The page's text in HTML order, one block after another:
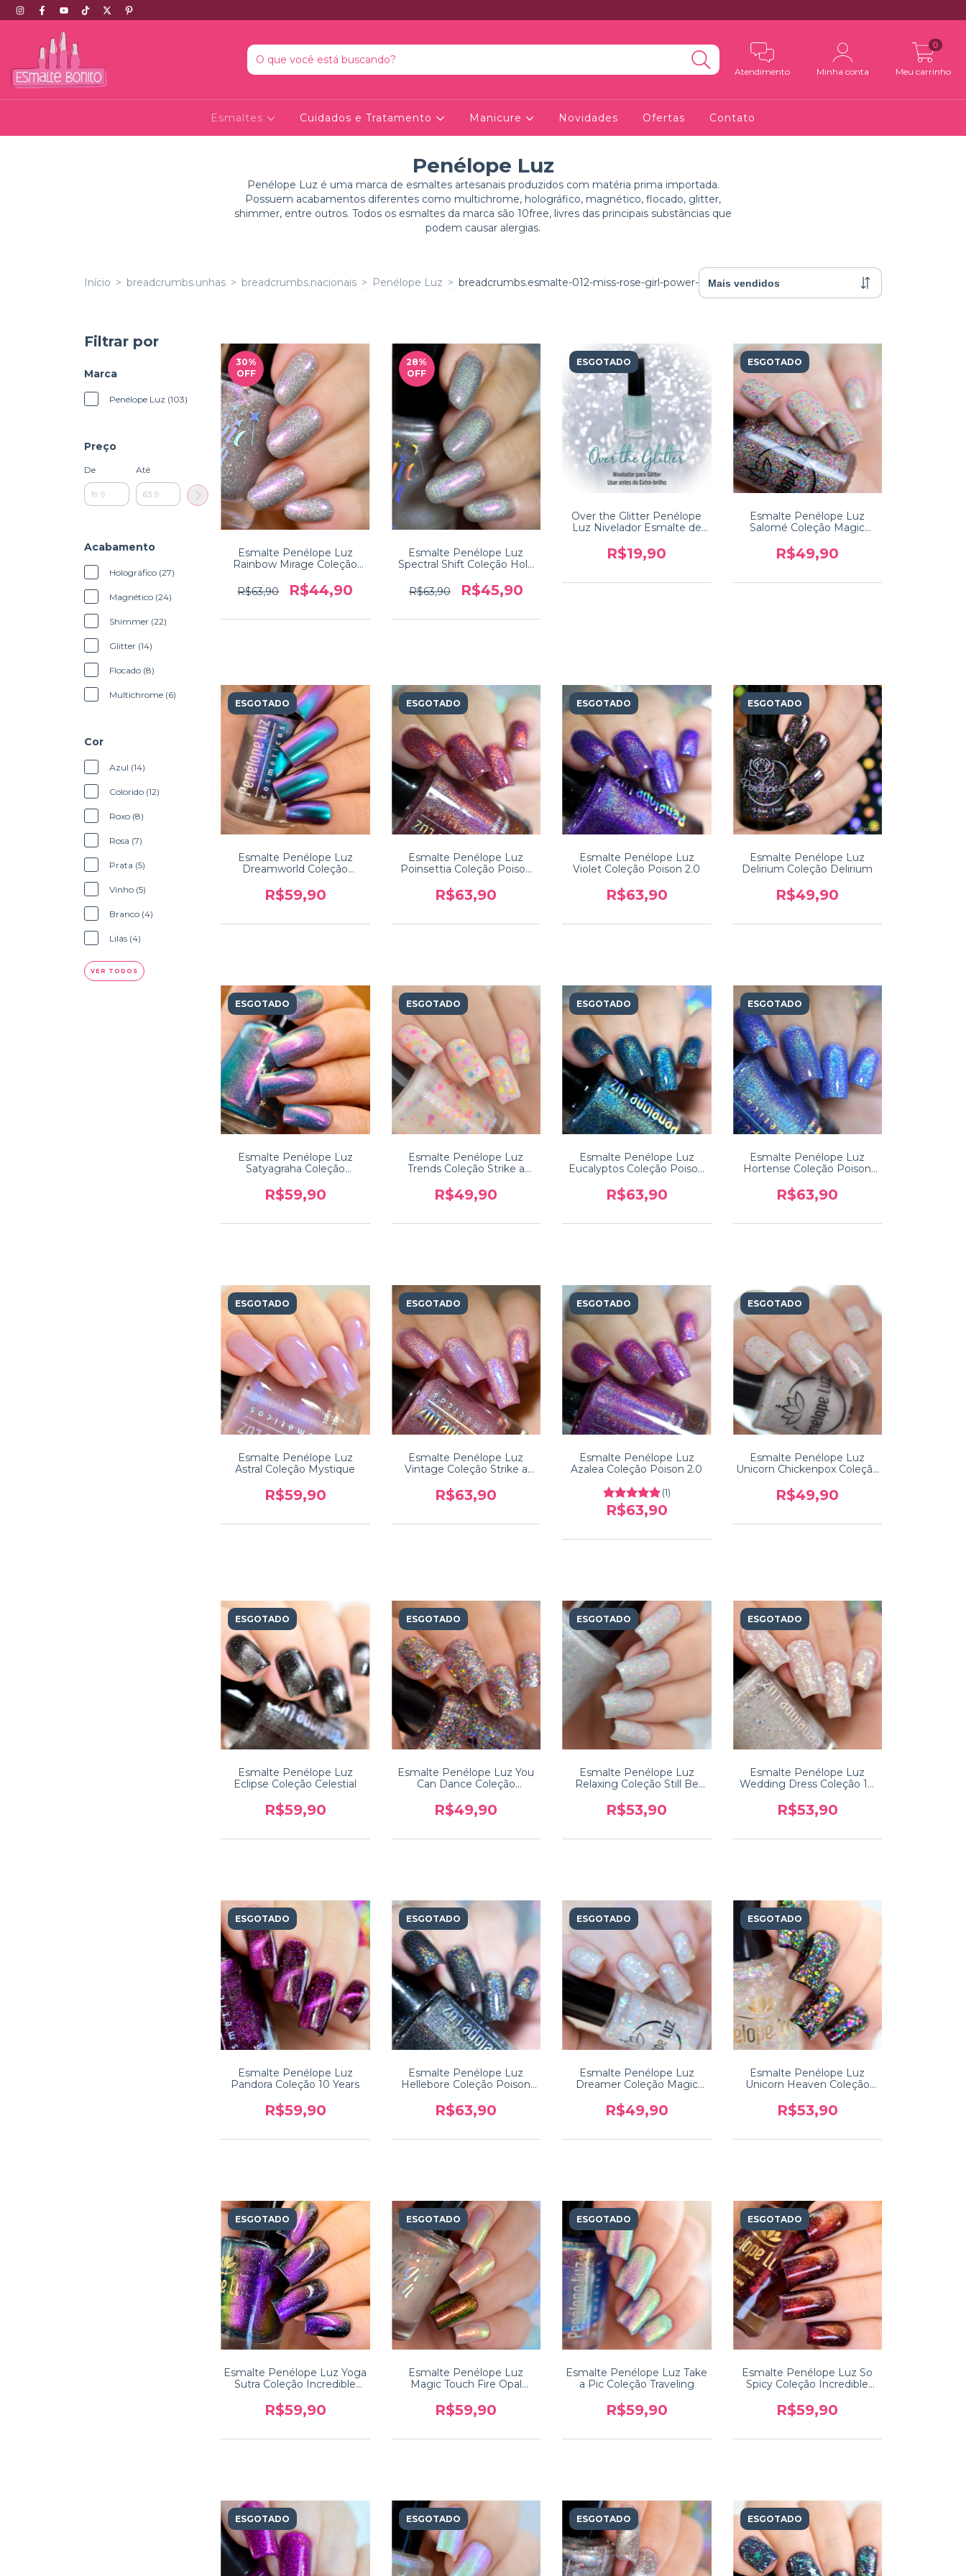
Atendimento Minha conta Meu carrinho
0
Esmaltes Cuidados e Tratamento Manicure Novidades Ofertas Contato
Penélope Luz
Penélope Luz é uma marca de esmaltes artesanais produzidos com matéria prima importada.
Possuem acabamentos diferentes como multichrome, holográfico, magnético, flocado, glitter,
shimmer, entre outros. Todos os esmaltes da marca são 10free, livres das principais substâncias que
podem causar alergias.
Início > breadcrumbs.unhas > breadcrumbs.nacionais > Penélope Luz > breadcrumbs.esmalte-012-miss-rose-girl-power-penelope-luz
Filtrar por
Marca
Penélope Luz (103)
Preço
De Até
Acabamento
Holográfico (27)
Magnético (24)
Shimmer (22)
Glitter (14)
Flocado (8)
Multichrome (6)
Cor
Azul (14)
Colorido (12)
Roxo (8)
Rosa (7)
Prata (5)
Vinho (5)
Branco (4)
Lilás (4)
VER TODOS
30%
OFF
Esmalte Penélope Luz
Rainbow Mirage Coleção
R$63,90
R$44,90
28%
OFF
Esmalte Penélope Luz
Spectral Shift Coleção Holo
R$63,90
R$45,90
ESGOTADO
Over the Glitter Penélope
Luz Nivelador Esmalte de
R$19,90
ESGOTADO
Esmalte Penélope Luz
Salomé Coleção Magic
R$49,90
ESGOTADO
Esmalte Penélope Luz
Dreamworld Coleção
R$59,90
ESGOTADO
Esmalte Penélope Luz
Poinsettia Coleção Poison
R$63,90
ESGOTADO
Esmalte Penélope Luz
Violet Coleção Poison 2.0
R$63,90
ESGOTADO
Esmalte Penélope Luz
Delirium Coleção Delirium
R$49,90
ESGOTADO
Esmalte Penélope Luz
Satyagraha Coleção
R$59,90
ESGOTADO
Esmalte Penélope Luz
Trends Coleção Strike a
R$49,90
ESGOTADO
Esmalte Penélope Luz
Eucalyptos Coleção Poison
R$63,90
ESGOTADO
Esmalte Penélope Luz
Hortense Coleção Poison
R$63,90
ESGOTADO
Esmalte Penélope Luz
Astral Coleção Mystique
R$59,90
ESGOTADO
Esmalte Penélope Luz
Vintage Coleção Strike a
R$63,90
ESGOTADO
Esmalte Penélope Luz
Azalea Coleção Poison 2.0
(1)
R$63,90
ESGOTADO
Esmalte Penélope Luz
Unicorn Chickenpox Coleção
R$49,90
ESGOTADO
Esmalte Penélope Luz
Eclipse Coleção Celestial
R$59,90
ESGOTADO
Esmalte Penélope Luz You
Can Dance Coleção
R$49,90
ESGOTADO
Esmalte Penélope Luz
Relaxing Coleção Still Be
R$53,90
ESGOTADO
Esmalte Penélope Luz
Wedding Dress Coleção 10
R$53,90
ESGOTADO
Esmalte Penélope Luz
Pandora Coleção 10 Years
R$59,90
ESGOTADO
Esmalte Penélope Luz
Hellebore Coleção Poison
R$63,90
ESGOTADO
Esmalte Penélope Luz
Dreamer Coleção Magic
R$49,90
ESGOTADO
Esmalte Penélope Luz
Unicorn Heaven Coleção
R$53,90
ESGOTADO
Esmalte Penélope Luz Yoga
Sutra Coleção Incredible
R$59,90
ESGOTADO
Esmalte Penélope Luz
Magic Touch Fire Opal
R$59,90
ESGOTADO
Esmalte Penélope Luz Take
a Pic Coleção Traveling
R$59,90
ESGOTADO
Esmalte Penélope Luz So
Spicy Coleção Incredible
R$59,90
ESGOTADO ESGOTADO ESGOTADO ESGOTADO